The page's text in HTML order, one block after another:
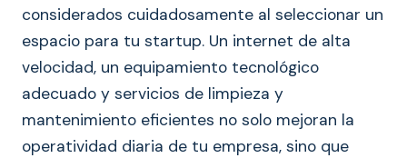
considerados cuidadosamente al seleccionar un
espacio para tu startup. Un internet de alta
velocidad, un equipamiento tecnológico
adecuado y servicios de limpieza y
mantenimiento eficientes no solo mejoran la
operatividad diaria de tu empresa, sino que